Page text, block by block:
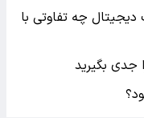
چه تفاوتی با